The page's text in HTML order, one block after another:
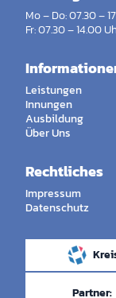
Mo – Do: 07.30 –
Fr: 07.30 – 14.00
Leistungen
Innungen
Ausbildung
Über Uns
Rechtliches
Impressum
Datenschutz
Partner: